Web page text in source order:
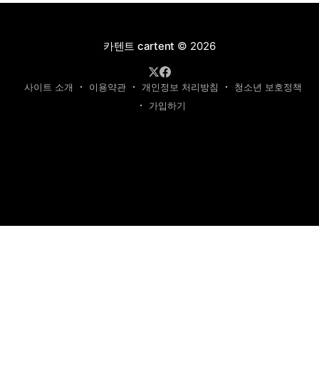
카텐트 cartent © 2026
사이트 소개 이용약관 개인정보 처리방침
청소년 보호정책
가입하기